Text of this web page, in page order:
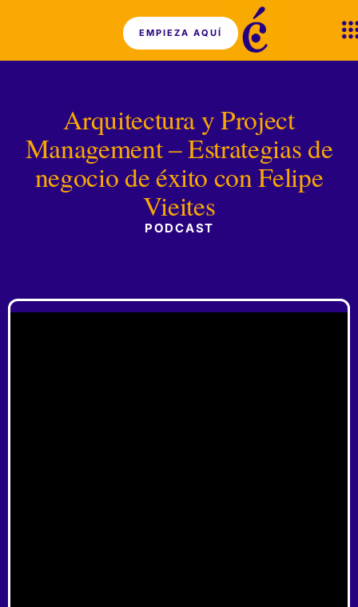
EMPIEZA AQUÍ
Arquitectura y Project
Management – Estrategias de
negocio de éxito con Felipe
Vieites
PODCAST